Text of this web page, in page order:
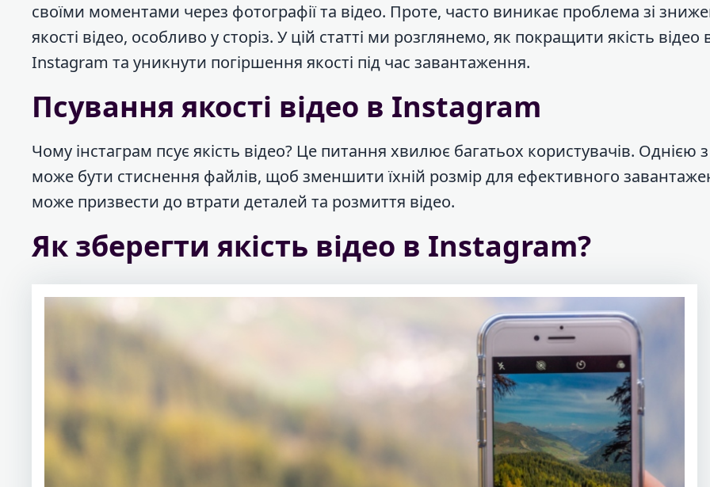
своїми моментами через фотографії та відео. Проте, часто виникає проблема зі
якості відео, особливо у сторіз. У цій статті ми розглянемо, як покращити якість відео
Instagram та уникнути погіршення якості під час завантаження.
Псування якості відео в Instagram
Чому інстаграм псує якість відео? Це питання хвилює багатьох користувачів. Однією
може бути стиснення файлів, щоб зменшити їхній розмір для ефективного
може призвести до втрати деталей та розмиття відео.
Як зберегти якість відео в Instagram?